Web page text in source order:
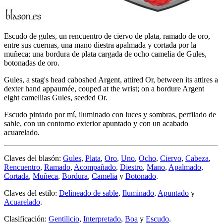
Escudo de gules, un rencuentro de ciervo de plata, ramado de oro,
entre sus cuernas, una mano diestra apalmada y cortada por la
muñeca; una bordura de plata cargada de ocho camelia de Gules,
botonadas de oro.
Gules, a stag's head caboshed Argent, attired Or, between its attires a
dexter hand appaumée, couped at the wrist; on a bordure Argent
eight camellias Gules, seeded Or.
Escudo pintado por mí, iluminado con luces y sombras, perfilado de
sable, con un contorno exterior apuntado y con un acabado
acuarelado.
Claves del blasón: Gules, Plata, Oro, Uno, Ocho, Ciervo, Cabeza,
Rencuentro, Ramado, Acompañado, Diestro, Mano, Apalmado,
Cortada, Muñeca, Bordura, Camelia y Botonado.
Claves del estilo: Delineado de sable, Iluminado, Apuntado y
Acuarelado.
Clasificación: Gentilicio, Interpretado, Boa y Escudo.